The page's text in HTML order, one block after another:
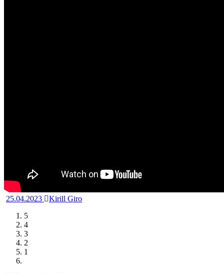
25.04.2023
Kirill Giro
5
4
3
2
1